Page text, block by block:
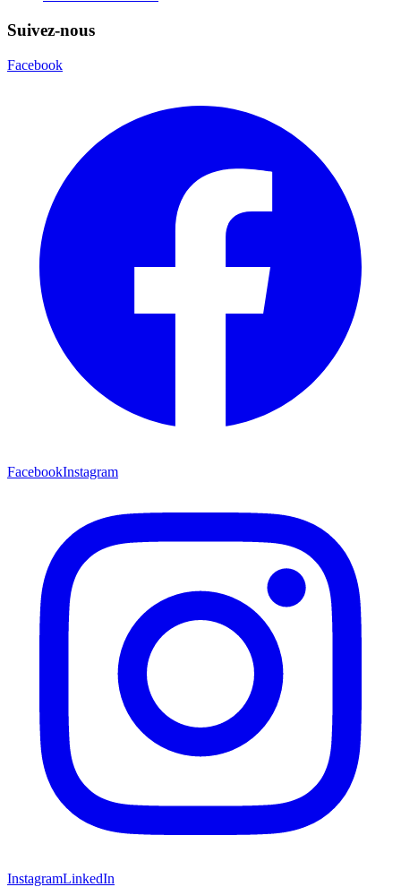
Suivez-nous
Facebook
FacebookInstagram
InstagramLinkedIn